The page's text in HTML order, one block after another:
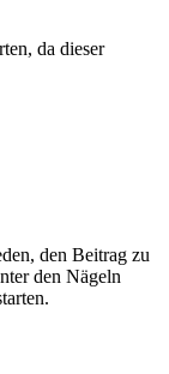
da dieser
den Beitrag zu
den Nägeln